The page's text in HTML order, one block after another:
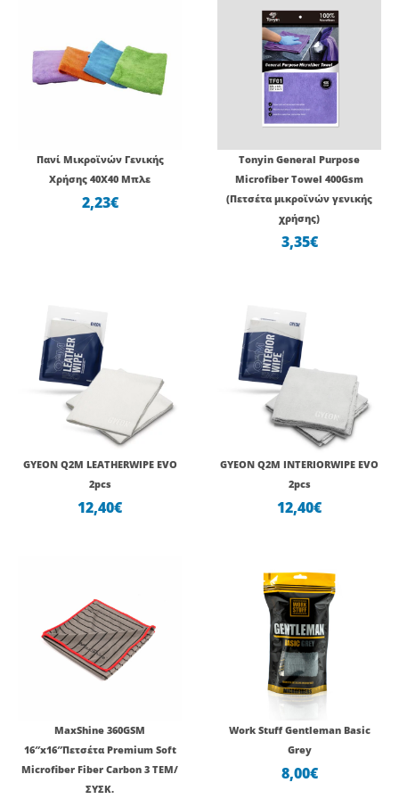
Πανί Μικροϊνών Γενικής
Χρήσης 40Χ40 Μπλε
2,23€
Tonyin General Purpose
Microfiber Towel 400Gsm
(Πετσέτα μικροϊνών γενικής
χρήσης)
3,35€
GYEON Q2M LEATHERWIPE EVO
2pcs
12,40€
GYEON Q2Μ INTERIORWIPE EVO
2pcs
12,40€
MaxShine 360GSM
16″x16″Πετσέτα Premium Soft
Microfiber Fiber Carbon 3 ΤΕΜ/
ΣΥΣΚ.
was:
11,30€.
τιμή
είναι:
Work Stuff Gentleman Basic
Grey
8,00€